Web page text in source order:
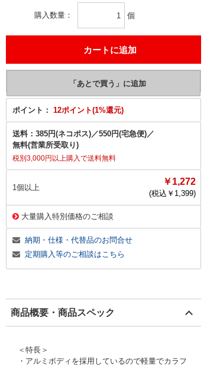
購入数量 個
ポイント： 12ポイント(1%還元)
送料： 385円(ネコポス)／550円(宅急便)／
無料(営業所受取り)
税別3,000円以上購入で送料無料
1個以上
￥1,272
(税込￥ 1,399)
大量購入特別価格のご相談
納期・仕様・代替品のお問合せ
定期購入等のご相談はこちら
商品概要・商品スペック
＜特長＞
・アルミボディを採用しているので軽量でカラフ